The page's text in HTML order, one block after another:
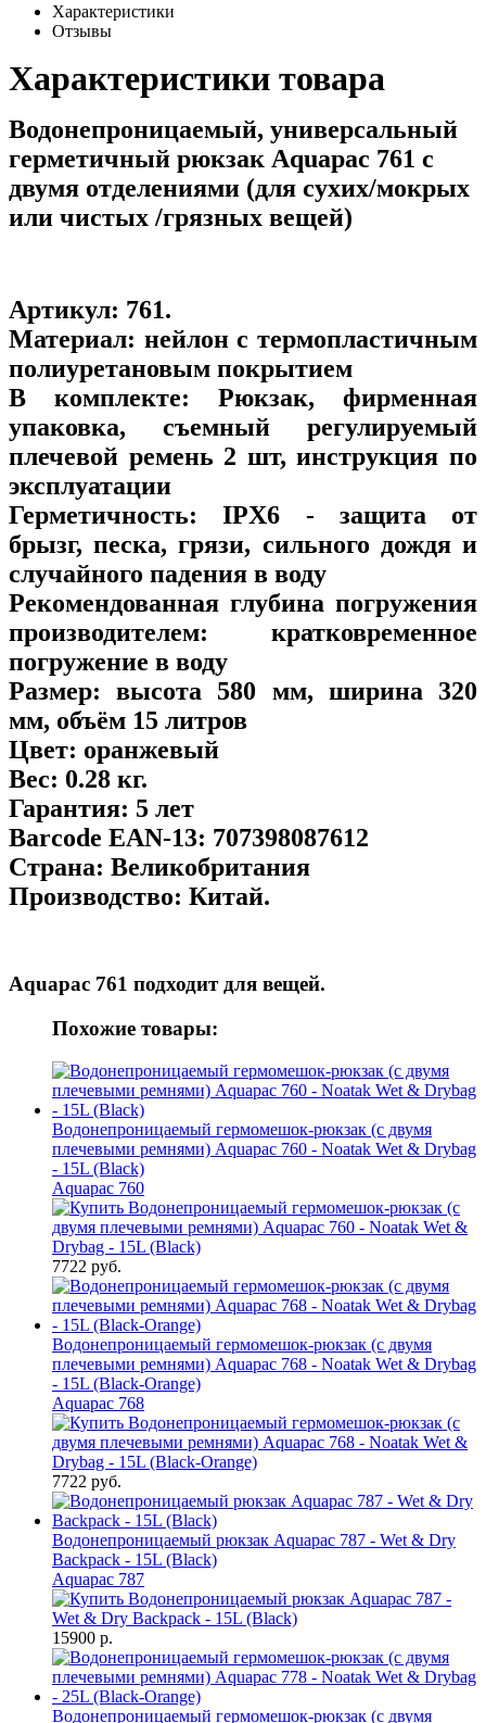
Характеристики
Отзывы
Характеристики товара
Водонепроницаемый, универсальный
герметичный рюкзак Aquapac 761 с
двумя отделениями (для сухих/мокрых
или чистых /грязных вещей)
Артикул: 761.
Материал: нейлон с термопластичным
полиуретановым покрытием
В комплекте: Рюкзак, фирменная
упаковка, съемный регулируемый
плечевой ремень 2 шт, инструкция по
эксплуатации
Герметичность: IPX6 - защита от
брызг, песка, грязи, сильного дождя и
случайного падения в воду
Рекомендованная глубина погружения
производителем: кратковременное
погружение в воду
Размер: высота 580 мм, ширина 320
мм, объём 15 литров
Цвет: оранжевый
Вес: 0.28 кг.
Гарантия: 5 лет
Barcode EAN-13: 707398087612
Страна: Великобритания
Производство: Китай.
Aquapac 761 подходит для вещей.
Похожие товары:
Водонепроницаемый гермомешок-рюкзак (с двумя
плечевыми ремнями) Aquapac 760 - Noatak Wet & Drybag
- 15L (Black)
Aquapac 760
7722 руб.
Водонепроницаемый гермомешок-рюкзак (с двумя
плечевыми ремнями) Aquapac 768 - Noatak Wet & Drybag
- 15L (Black-Orange)
Aquapac 768
7722 руб.
Водонепроницаемый рюкзак Aquapac 787 - Wet & Dry
Backpack - 15L (Black)
Aquapac 787
15900 р.
Водонепроницаемый гермомешок-рюкзак (с двумя